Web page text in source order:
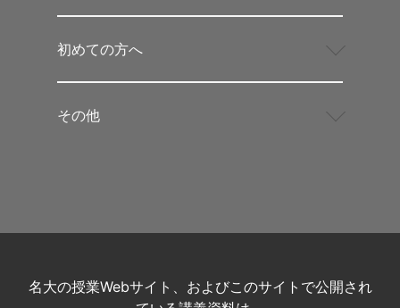
初めての方へ
その他
名大の授業Webサイト、およびこのサイトで公開され